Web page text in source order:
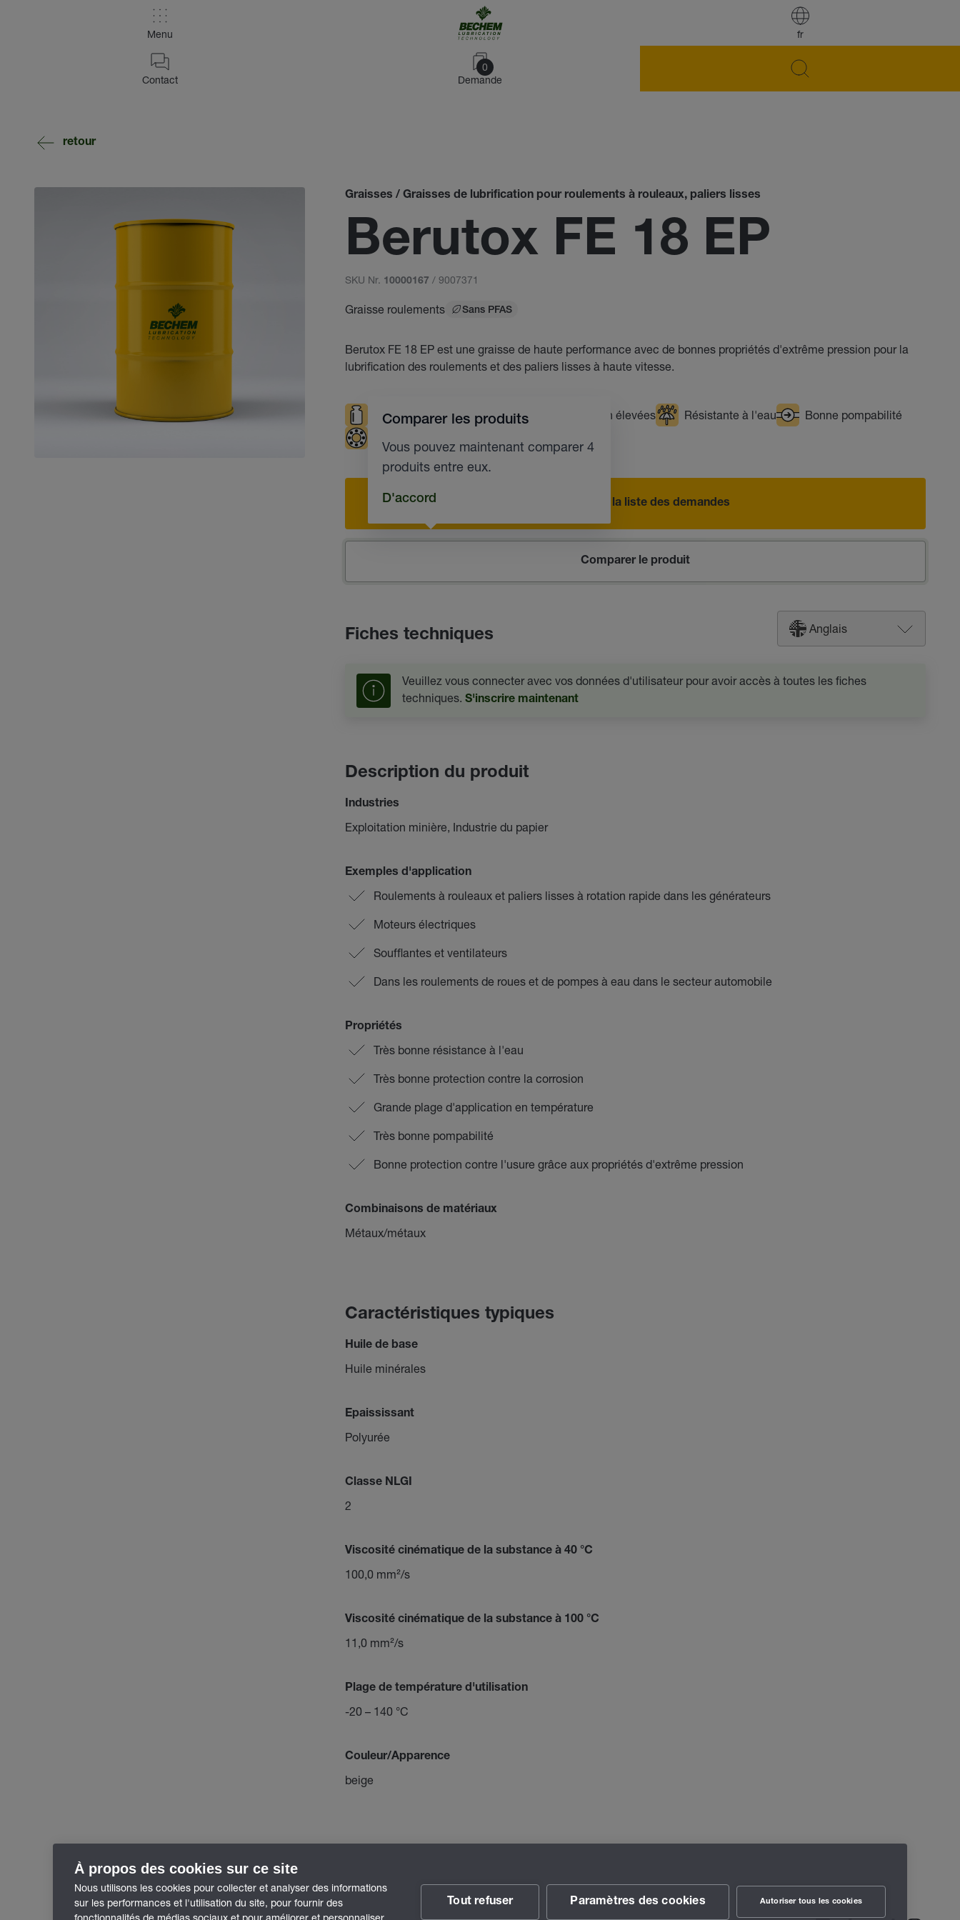
fr
Menu
0
Demande
Contact
retour
Graisses / Graisses de lubrification pour roulements à rouleaux, paliers lisses
Berutox FE 18 EP
SKU Nr. 10000167 / 9007371
Graisse roulements Sans PFAS
Berutox FE 18 EP est une graisse de haute performance avec de bonnes propriétés d'extrême pression pour la
lubrification des roulements et des paliers lisses à haute vitesse.
Sollicitations élevées Vitesses de rotation élevées Résistante à l'eau
Bonne pompabilité
Ajouter à la liste des demandes
Comparer le produit
Comparer les produits
Vous pouvez maintenant comparer 4
produits entre eux.
D'accord
Fiches techniques Anglais
Veuillez vous connecter avec vos données d'utilisateur pour avoir accès à toutes les fiches
techniques. S'inscrire maintenant
Description du produit
Industries
Exploitation minière, Industrie du papier
Exemples d'application
Roulements à rouleaux et paliers lisses à rotation rapide dans les générateurs
Moteurs électriques
Soufflantes et ventilateurs
Dans les roulements de roues et de pompes à eau dans le secteur automobile
Propriétés
Très bonne résistance à l'eau
Très bonne protection contre la corrosion
Grande plage d'application en température
Très bonne pompabilité
Bonne protection contre l'usure grâce aux propriétés d'extrême pression
Combinaisons de matériaux
Métaux/métaux
Caractéristiques typiques
Huile de base
Huile minérales
Epaississant
Polyurée
Classe NLGI
2
Viscosité cinématique de la substance à 40 °C
100,0 mm²/s
Viscosité cinématique de la substance à 100 °C
11,0 mm²/s
Plage de température d'utilisation
-20 – 140 °C
Couleur/Apparence
beige
À propos des cookies sur ce site
Nous utilisons les cookies pour collecter et analyser des informations
sur les performances et l'utilisation du site, pour fournir des
fonctionnalités de médias sociaux et pour améliorer et personnaliser
Tout refuser Paramètres des cookies Autoriser tous les cookies